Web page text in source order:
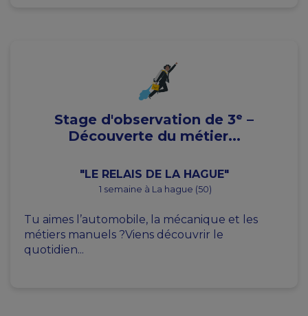
Stage d'observation de 3ᵉ –
Découverte du métier...
"LE RELAIS DE LA HAGUE"
1 semaine à La hague (50)
Tu aimes l’automobile, la mécanique et les
métiers manuels ?Viens découvrir le
quotidien...